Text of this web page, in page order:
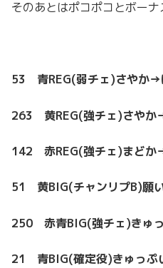
そのあとはポコポコとボー
53 青REG(弱チェ)さやか→
263 黄REG(強チェ)さやか
142 赤REG(強チェ)まどか
51 黄BIG(チャンリプB)願
250 赤青BIG(強チェ)きゅ
21 青BIG(確定役)きゅっぷ